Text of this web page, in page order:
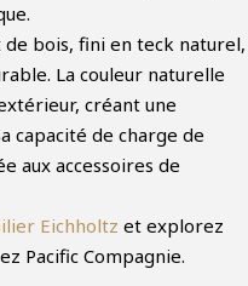
bois, fini en teck naturel,
La couleur naturelle
créant une
capacité de charge de
aux accessoires de
Eichholtz et explorez
Pacific Compagnie.